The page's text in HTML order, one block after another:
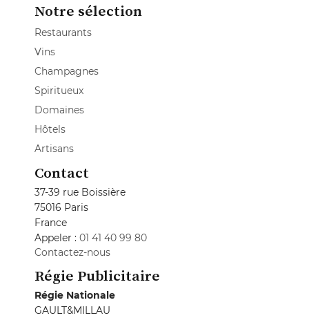
Notre sélection
Restaurants
Vins
Champagnes
Spiritueux
Domaines
Hôtels
Artisans
Contact
37-39 rue Boissière
75016 Paris
France
Appeler : 01 41 40 99 80
Contactez-nous
Régie Publicitaire
Régie Nationale
GAULT&MILLAU